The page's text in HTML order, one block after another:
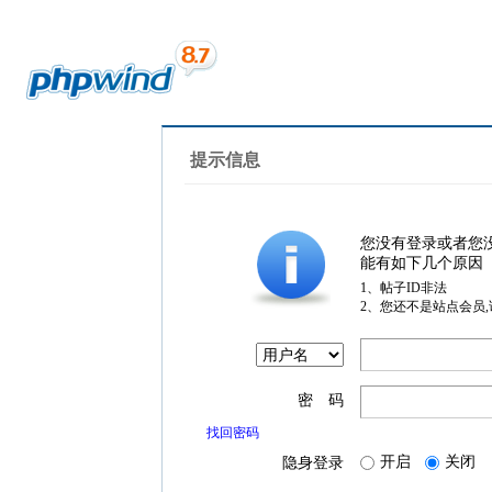
提示信息
您没有登录或者您
能有如下几个原因
1、帖子ID非法
2、您还不是站点会员
密 码
找回密码
隐身登录 开启 关闭